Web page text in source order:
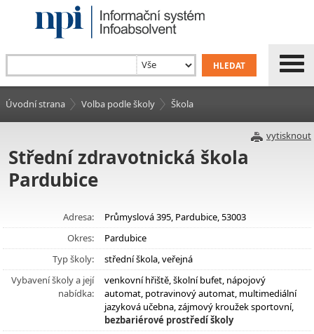
Úvodní strana Volba podle školy Škola
vytisknout
Střední zdravotnická škola
Pardubice
Adresa:
Průmyslová 395, Pardubice, 53003
Okres:
Pardubice
Typ školy:
střední škola, veřejná
Vybavení školy a její
nabídka:
venkovní hřiště, školní bufet, nápojový
automat, potravinový automat, multimediální
jazyková učebna, zájmový kroužek sportovní,
bezbariérové prostředí školy